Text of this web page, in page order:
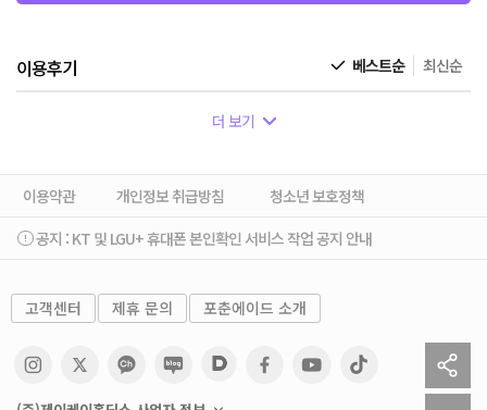
이용후기 베스트순 최신순
더 보기
이용약관 개인정보 취급방침
청소년 보호정책
공지 : KT 및 LGU+ 휴대폰 본인확인 서비스 작업 공지 안내
고객센터 제휴 문의 포춘에이드 소개